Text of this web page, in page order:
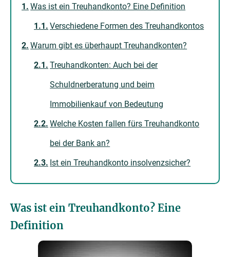
Was ist ein Treuhandkonto? Eine Definition
Verschiedene Formen des Treuhandkontos
Warum gibt es überhaupt Treuhandkonten?
Treuhandkonten: Auch bei der
Schuldnerberatung und beim
Immobilienkauf von Bedeutung
Welche Kosten fallen fürs Treuhandkonto
bei der Bank an?
Ist ein Treuhandkonto insolvenzsicher?
Was ist ein Treuhandkonto? Eine
Definition